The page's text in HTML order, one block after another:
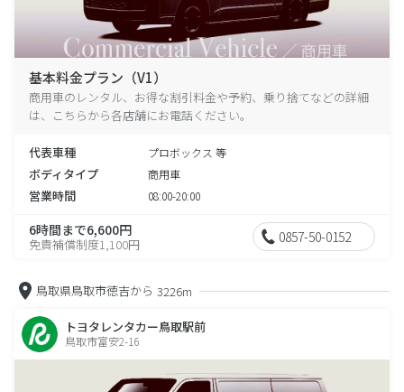
基本料金プラン（V1）
商用車のレンタル、お得な割引料金や予約、乗り捨てなどの詳細
は、こちらから各店舗にお電話ください。
代表車種 プロボックス 等
ボディタイプ 商用車
営業時間 08:00-20:00
6時間まで6,600円
免責補償制度1,100円 0857-50-0152
鳥取県鳥取市徳吉から 3226m
トヨタレンタカー鳥取駅前
鳥取市富安2-16